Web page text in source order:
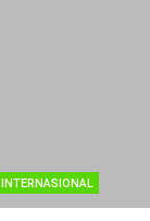
INTERNASIONAL